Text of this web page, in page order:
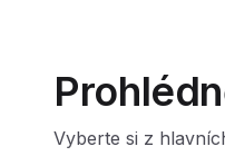
Vyberte si z